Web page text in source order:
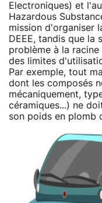
Electroniques) et
Hazardous
mission d'organiser
DEEE, tandis que la
problème à la
des limites
Par exemple, tout
dont les composés
mécaniquement,
céramiques...) ne
son poids en plomb